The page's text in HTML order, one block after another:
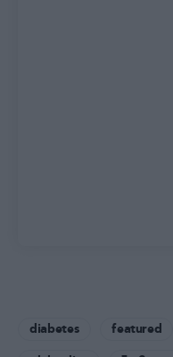
diabetes featured